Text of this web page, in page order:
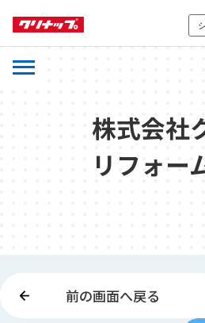
株式会社
リフォー
前の画面へ戻る